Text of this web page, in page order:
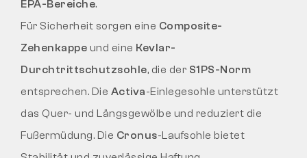
EPA-Bereiche.
Für Sicherheit sorgen eine Composite-
Zehenkappe und eine Kevlar-
Durchtrittschutzsohle, die der S1PS-Norm
entsprechen. Die Activa-Einlegesohle unterstützt
das Quer- und Längsgewölbe und reduziert die
Fußermüdung. Die Cronus-Laufsohle bietet